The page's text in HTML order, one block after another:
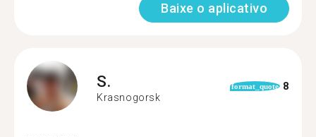
Baixe o aplicativo
S.
Krasnogorsk
format_quote 8